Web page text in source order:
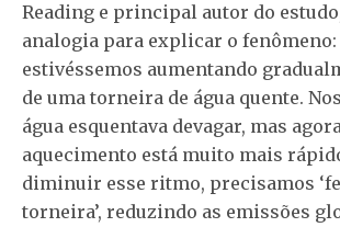
Reading e principal autor do
analogia para explicar o fenômeno:
estivéssemos aumentando
de uma torneira de água quente.
água esquentava devagar, mas
aquecimento está muito mais
diminuir esse ritmo, precisamos
torneira’, reduzindo as emissões